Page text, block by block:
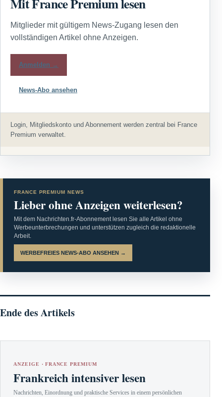
Mitglieder mit gültigem News-Zugang lesen den
vollständigen Artikel ohne Anzeigen.
Anmelden →
News-Abo ansehen
Login, Mitgliedskonto und Abonnement werden zentral bei France
Premium verwaltet.
FRANCE PREMIUM NEWS
Lieber ohne Anzeigen weiterlesen?
Mit dem Nachrichten.fr-Abonnement lesen Sie alle Artikel ohne
Werbeunterbrechungen und unterstützen zugleich die redaktionelle
Arbeit.
WERBEFREIES NEWS-ABO ANSEHEN →
Ende des Artikels
ANZEIGE · FRANCE PREMIUM
Frankreich intensiver lesen
Nachrichten, Einordnung und praktische Services in einem persönlichen